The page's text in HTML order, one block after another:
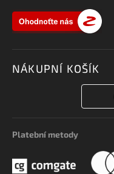
NÁKUPNÍ KOŠÍK
Platební metody